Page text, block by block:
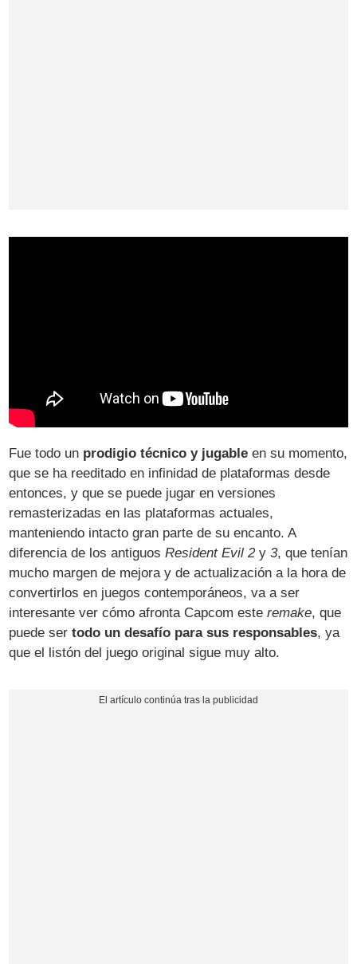
Fue todo un prodigio técnico y jugable en su momento,
que se ha reeditado en infinidad de plataformas desde
entonces, y que se puede jugar en versiones
remasterizadas en las plataformas actuales,
manteniendo intacto gran parte de su encanto. A
diferencia de los antiguosResident Evil 2y3, que tenían
mucho margen de mejora y de actualización a la hora de
convertirlos en juegos contemporáneos, va a ser
interesante ver cómo afronta Capcom esteremake, que
puede sertodo un desafío para sus responsables, ya
que el listón del juego original sigue muy alto.